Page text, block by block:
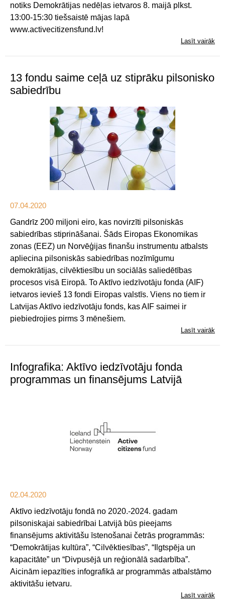
notiks Demokrātijas nedēļas ietvaros 8. maijā plkst.
13:00-15:30 tiešsaistē mājas lapā
www.activecitizensfund.lv!
Lasīt vairāk
13 fondu saime ceļā uz stiprāku pilsonisko
sabiedrību
07.04.2020
Gandrīz 200 miljoni eiro, kas novirzīti pilsoniskās
sabiedrības stiprināšanai. Šāds Eiropas Ekonomikas
zonas (EEZ) un Norvēģijas finanšu instrumentu atbalsts
apliecina pilsoniskās sabiedrības nozīmīgumu
demokrātijas, cilvēktiesību un sociālās saliedētības
procesos visā Eiropā. To Aktīvo iedzīvotāju fonda (AIF)
ietvaros ievieš 13 fondi Eiropas valstīs. Viens no tiem ir
Latvijas Aktīvo iedzīvotāju fonds, kas AIF saimei ir
piebiedrojies pirms 3 mēnešiem.
Lasīt vairāk
Infografika: Aktīvo iedzīvotāju fonda
programmas un finansējums Latvijā
02.04.2020
Aktīvo iedzīvotāju fondā no 2020.-2024. gadam
pilsoniskajai sabiedrībai Latvijā būs pieejams
finansējums aktivitāšu īstenošanai četrās programmās:
“Demokrātijas kultūra”, “Cilvēktiesības”, “Ilgtspēja un
kapacitāte” un “Divpusējā un reģionālā sadarbība”.
Aicinām iepazīties infografikā ar programmās atbalstāmo
aktivitāšu ietvaru.
Lasīt vairāk